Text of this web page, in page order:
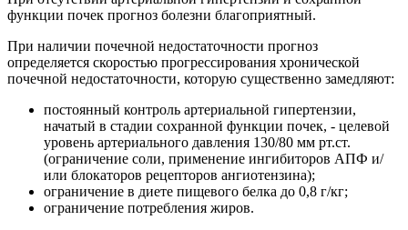
функции почек прогноз болезни благоприятный.
При наличии почечной недостаточности прогноз
определяется скоростью прогрессирования хронической
почечной недостаточности, которую существенно замедляют:
постоянный контроль артериальной гипертензии,
начатый в стадии сохранной функции почек, - целевой
уровень артериального давления 130/80 мм рт.ст.
(ограничение соли, применение ингибиторов АПФ и/
или блокаторов рецепторов ангиотензина);
ограничение в диете пищевого белка до 0,8 г/кг;
ограничение потребления жиров.